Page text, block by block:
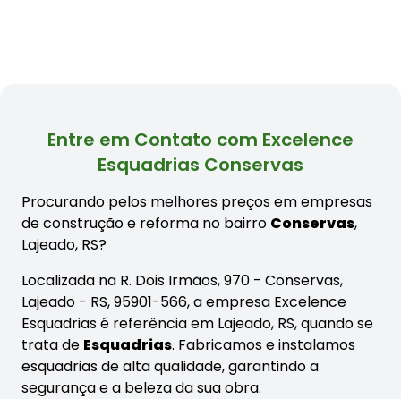
Entre em Contato com Excelence
Esquadrias Conservas
Procurando pelos melhores preços em empresas
de construção e reforma no bairro Conservas,
Lajeado, RS?
Localizada na R. Dois Irmãos, 970 - Conservas,
Lajeado - RS, 95901-566, a empresa Excelence
Esquadrias é referência em Lajeado, RS, quando se
trata de Esquadrias. Fabricamos e instalamos
esquadrias de alta qualidade, garantindo a
segurança e a beleza da sua obra.